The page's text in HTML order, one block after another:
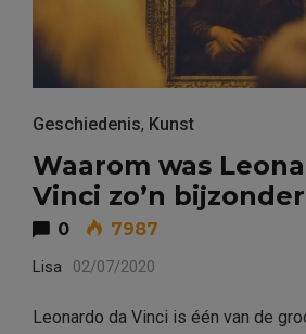
Geschiedenis, Kunst
Waarom was
Vinci zo’n
0 7987
Lisa 02/07/2020
Leonardo da Vinci is één van de